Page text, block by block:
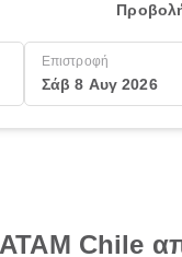
Επιστροφή
Σάβ 8 Αυγ 2026
Chile